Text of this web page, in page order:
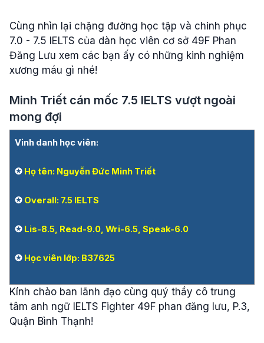
Cùng nhìn lại chặng đường học tập và chinh phục
7.0 - 7.5 IELTS của dàn học viên cơ sở 49F Phan
Đăng Lưu xem các bạn ấy có những kinh nghiệm
xương máu gì nhé!
Minh Triết cán mốc 7.5 IELTS vượt ngoài
mong đợi
Vinh danh học viên:
✪ Họ tên: Nguyễn Đức Minh Triết
✪ Overall: 7.5 IELTS
✪ Lis-8.5, Read-9.0, Wri-6.5, Speak-6.0
✪ Học viên lớp: B37625
Kính chào ban lãnh đạo cùng quý thầy cô trung
tâm anh ngữ IELTS Fighter 49F phan đăng lưu, P.3,
Quận Bình Thạnh!